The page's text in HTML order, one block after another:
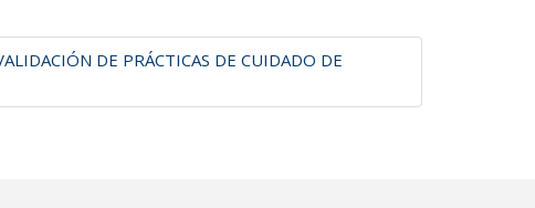
DE PRÁCTICAS DE CUIDADO DE